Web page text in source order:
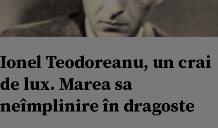
Ionel Teodoreanu, un crai
de lux. Marea sa
neîmplinire în dragoste